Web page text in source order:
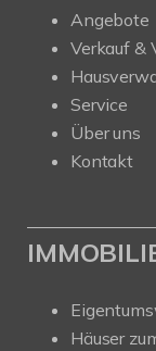
Angebote
Verkauf &
Service
Über uns
Kontakt
Häuser